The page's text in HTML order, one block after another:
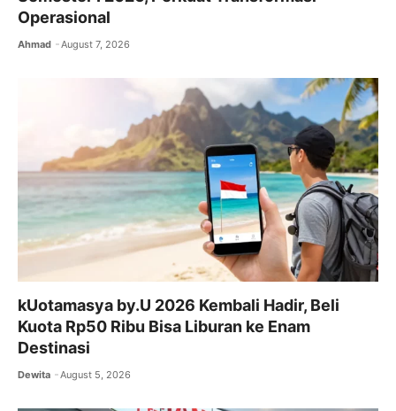
Operasional
Ahmad August 7, 2026
kUotamasya by.U 2026 Kembali Hadir, Beli
Kuota Rp50 Ribu Bisa Liburan ke Enam
Destinasi
Dewita August 5, 2026